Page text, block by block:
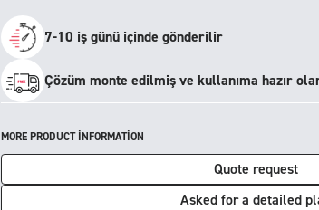
7-10 iş günü içinde gönderilir
Çözüm monte edilmiş ve kullanıma hazır
MORE PRODUCT INFORMATION
Quote request
Asked for a detailed